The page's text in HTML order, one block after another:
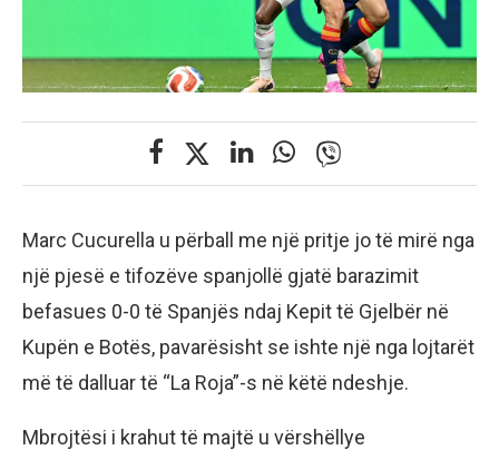
Marc Cucurella u përball me një pritje jo të mirë nga
një pjesë e tifozëve spanjollë gjatë barazimit
befasues 0-0 të Spanjës ndaj Kepit të Gjelbër në
Kupën e Botës, pavarësisht se ishte një nga lojtarët
më të dalluar të “La Roja”-s në këtë ndeshje.
Mbrojtësi i krahut të majtë u vërshëllye